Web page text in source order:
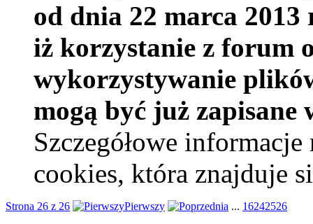
od dnia 22 marca
iż korzystanie z forum
wykorzystywanie
mogą być już
Szczegółowe
cookies, która znajduje
Strona 26 z 26 Pierwszy ... 16242526